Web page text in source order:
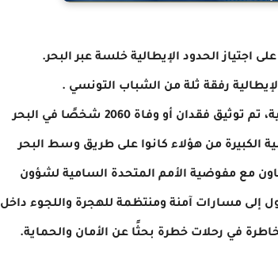
الحدود الإيطالية خلسة عبر البحر.
رفقة ثلة من الشباب التونسي .
وقد أشارت أرقام إيطالية أنه وفقًا لبيانات منظمة الهجرة الدولية، تم توثيق فقدان أو وفاة 2060 شخصًا في البحر
الكبيرة من هؤلاء كانوا على طريق وسط البحر
مع مفوضية الأمم المتحدة السامية لشؤون
مسارات آمنة ومنتظمة للهجرة واللجوء داخل
في رحلات خطرة بحثًا عن الأمان والحماية.